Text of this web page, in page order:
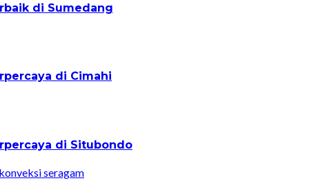
di Sumedang
di Cimahi
di Situbondo
konveksi seragam